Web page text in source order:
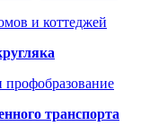
и коттеджей
профобразование
транспорта